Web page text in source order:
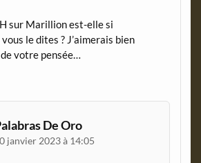
sur Marillion est-elle si
le dites ? J’aimerais bien
votre pensée…
De Oro
janvier 2023 à 14:05